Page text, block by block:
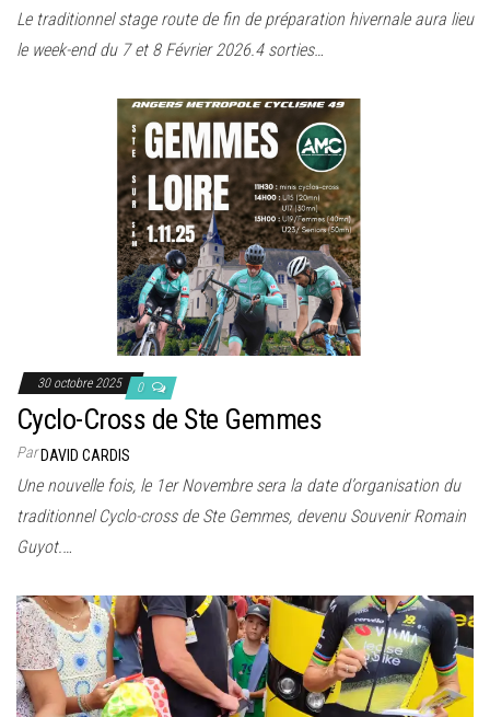
Le traditionnel stage route de fin de préparation hivernale aura lieu
le week-end du 7 et 8 Février 2026.4 sorties…
30 octobre 2025 0
Cyclo-Cross de Ste Gemmes
ParDAVID CARDIS
Une nouvelle fois, le 1er Novembre sera la date d’organisation du
traditionnel Cyclo-cross de Ste Gemmes, devenu Souvenir Romain
Guyot.…